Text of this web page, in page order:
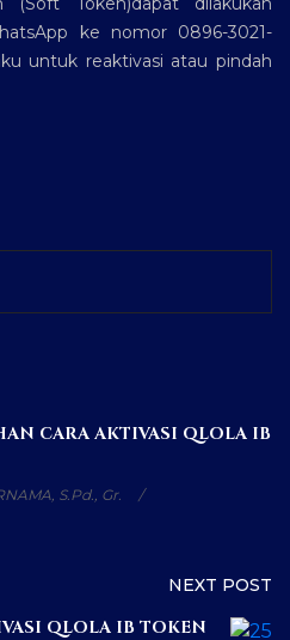
ke nomor 0896-3021-
untuk reaktivasi atau pindah
CARA AKTIVASI QLOLA IB
S.Pd., Gr.
NEXT POST
QLOLA IB TOKEN